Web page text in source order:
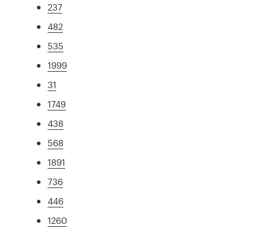
237
482
535
1999
31
1749
438
568
1891
736
446
1260